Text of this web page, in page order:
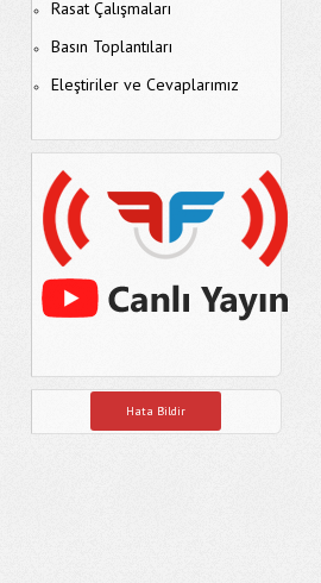
Rasat Çalışmaları
Basın Toplantıları
Eleştiriler ve Cevaplarımız
Hata Bildir